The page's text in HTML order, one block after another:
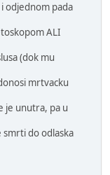
odjednom pada
ALI
(dok mu
mrtvacku
je unutra, pa u
smrti do odlaska